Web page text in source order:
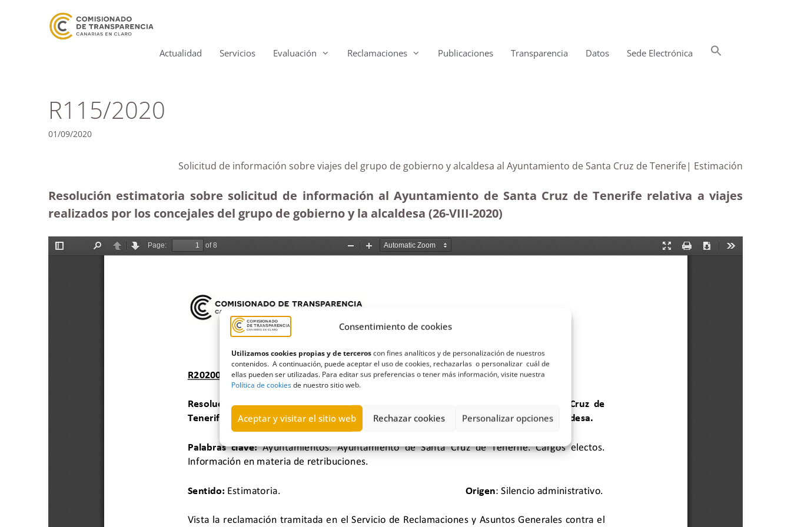
Consentimiento de cookies
Utilizamos cookies propias y de terceroscon fines analíticos y de personalización de nuestros
contenidos. A continuación, puede aceptar el uso de cookies, rechazarlas o personalizar cuál de
ellas pueden ser utilizadas. Para editar sus preferencias o tener más información, visite nuestra
Política de cookiesde nuestro sitio web.
Aceptar y visitar el sitio web Rechazar cookies Personalizar opciones
Actualidad Servicios Evaluación Reclamaciones Publicaciones Transparencia Datos Sede Electrónica
R115/2020
01/09/2020
Solicitud de información sobre viajes del grupo de gobierno y alcaldesa al Ayuntamiento de Santa Cruz de Tenerife| Estimación
Resolución estimatoria sobre solicitud de información al Ayuntamiento de Santa Cruz de Tenerife relativa a viajes
realizados por los concejales del grupo de gobierno y la alcaldesa (26-VIII-2020)